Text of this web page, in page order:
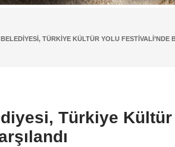
TÜRKIYE KÜLTÜR YOLU FESTIVALI’NDE
Türkiye Kültür